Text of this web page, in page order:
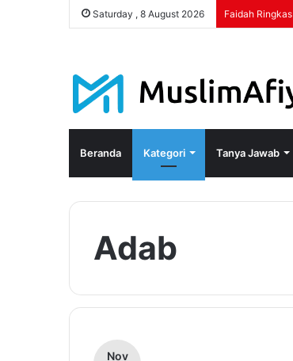
Saturday , 8 August 2026 Faidah Ringkas
Beranda Kategori Tanya Jawab
Adab
Nov